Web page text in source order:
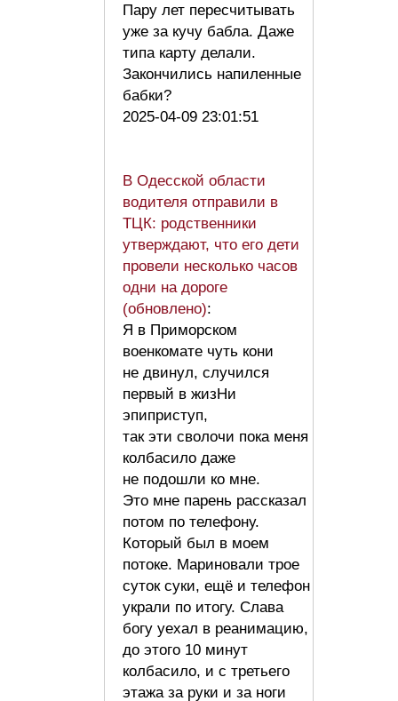
Пару лет пересчитывать
уже за кучу бабла. Даже
типа карту делали.
Закончились напиленные
бабки?
2025-04-09 23:01:51
В Одесской области
водителя отправили в
ТЦК: родственники
утверждают, что его дети
провели несколько часов
одни на дороге
(обновлено):
Я в Приморском
военкомате чуть кони
не двинул, случился
первый в жизНи
эпиприступ,
так эти сволочи пока меня
колбасило даже
не подошли ко мне.
Это мне парень рассказал
потом по телефону.
Который был в моем
потоке. Мариновали трое
суток суки, ещё и телефон
украли по итогу. Слава
богу уехал в реанимацию,
до этого 10 минут
колбасило, и с третьего
этажа за руки и за ноги